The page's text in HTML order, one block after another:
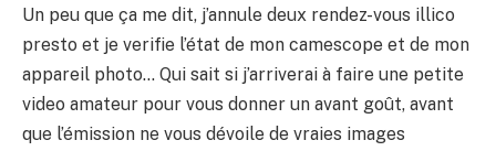
Un peu que ça me dit, j’annule deux rendez-vous illico
presto et je verifie l’état de mon camescope et de mon
appareil photo… Qui sait si j’arriverai à faire une petite
video amateur pour vous donner un avant goût, avant
que l’émission ne vous dévoile de vraies images